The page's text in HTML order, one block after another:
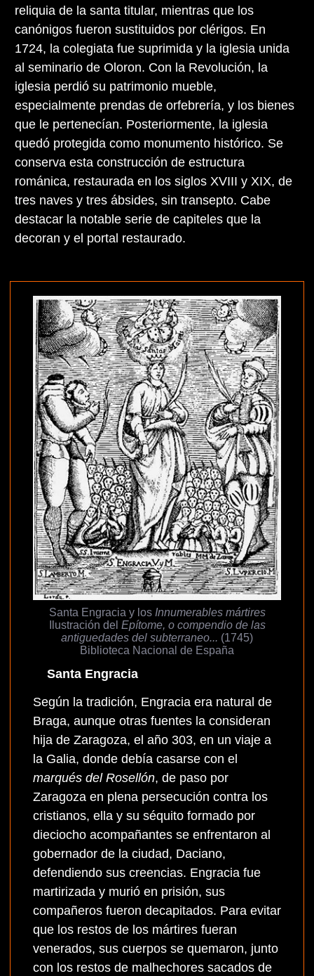
reliquia de la santa titular, mientras que los
canónigos fueron sustituidos por clérigos. En
1724, la colegiata fue suprimida y la iglesia unida
al seminario de Oloron. Con la Revolución, la
iglesia perdió su patrimonio mueble,
especialmente prendas de orfebrería, y los bienes
que le pertenecían. Posteriormente, la iglesia
quedó protegida como monumento histórico. Se
conserva esta construcción de estructura
románica, restaurada en los siglos XVIII y XIX, de
tres naves y tres ábsides, sin transepto. Cabe
destacar la notable serie de capiteles que la
decoran y el portal restaurado.
Santa Engracia y los Innumerables mártires
Ilustración del Epítome, o compendio de las
antiguedades del subterraneo... (1745)
Biblioteca Nacional de España
Santa Engracia
Según la tradición, Engracia era natural de
Braga, aunque otras fuentes la consideran
hija de Zaragoza, el año 303, en un viaje a
la Galia, donde debía casarse con el
marqués del Rosellón, de paso por
Zaragoza en plena persecución contra los
cristianos, ella y su séquito formado por
dieciocho acompañantes se enfrentaron al
gobernador de la ciudad, Daciano,
defendiendo sus creencias. Engracia fue
martirizada y murió en prisión, sus
compañeros fueron decapitados. Para evitar
que los restos de los mártires fueran
venerados, sus cuerpos se quemaron, junto
con los restos de malhechores sacados de